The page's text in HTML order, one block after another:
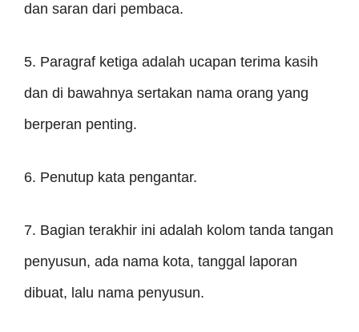
dan saran dari pembaca.
5. Paragraf ketiga adalah ucapan terima kasih
dan di bawahnya sertakan nama orang yang
berperan penting.
6. Penutup kata pengantar.
7. Bagian terakhir ini adalah kolom tanda tangan
penyusun, ada nama kota, tanggal laporan
dibuat, lalu nama penyusun.